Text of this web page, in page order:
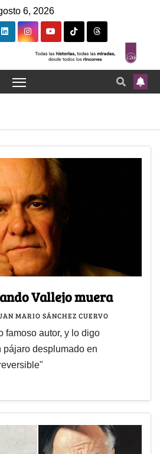
6, 2026
Vallejo muera
MARIO SÁNCHEZ CUERVO
famoso autor, y lo digo
desplumado en